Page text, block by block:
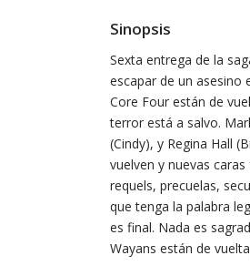
Sinopsis
Sexta entrega de la
escapar de un asesino
Core Four están de
terror está a salvo.
(Cindy), y Regina Hall
vuelven y nuevas
requels, precuelas,
que tenga la palabra
es final. Nada es
Wayans están de